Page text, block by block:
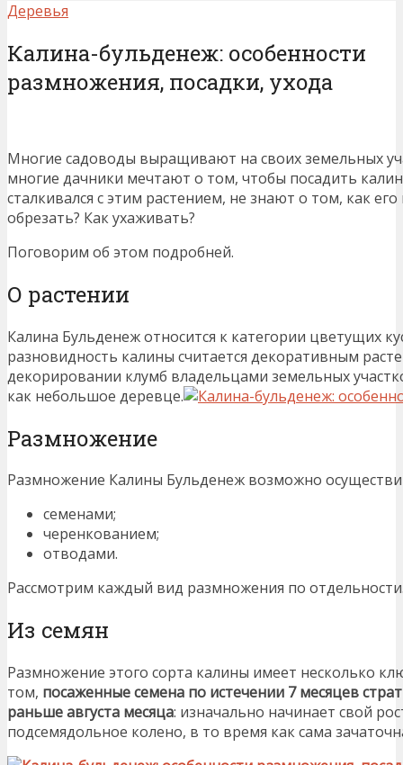
Деревья
Калина-бульденеж: особенности
размножения, посадки, ухода
Многие садоводы выращивают на своих земельных
многие дачники мечтают о том, чтобы посадить
сталкивался с этим растением, не знают о том, как
обрезать? Как ухаживать?
Поговорим об этом подробней.
О растении
Калина Бульденеж относится к категории цветущих
разновидность калины считается декоративным
декорировании клумб владельцами земельных
как небольшое деревце.
Размножение
Размножение Калины Бульденеж возможно
семенами;
черенкованием;
отводами.
Рассмотрим каждый вид размножения по
Из семян
Размножение этого сорта калины имеет несколько
том, посаженные семена по истечении 7 месяцев
раньше августа месяца: изначально начинает свой
подсемядольное колено, в то время как сама